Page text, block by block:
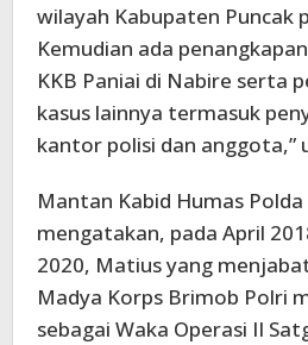
wilayah Kabupaten Puncak
Kemudian ada
KKB Paniai di Nabire serta
kasus lainnya termasuk
kantor polisi dan anggota,”
Mantan Kabid Humas
mengatakan, pada April
2020, Matius yang
Madya Korps Brimob Polri
sebagai Waka Operasi II